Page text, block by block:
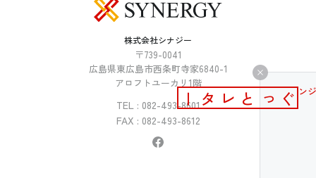
株式会社シナジー
〒739-0041
広島県東広島市西条町寺家6840-1
アロフトユーカリ1階
TEL : 082-493-8601
FAX : 082-493-8612
メールマガジン
ぐっとレター